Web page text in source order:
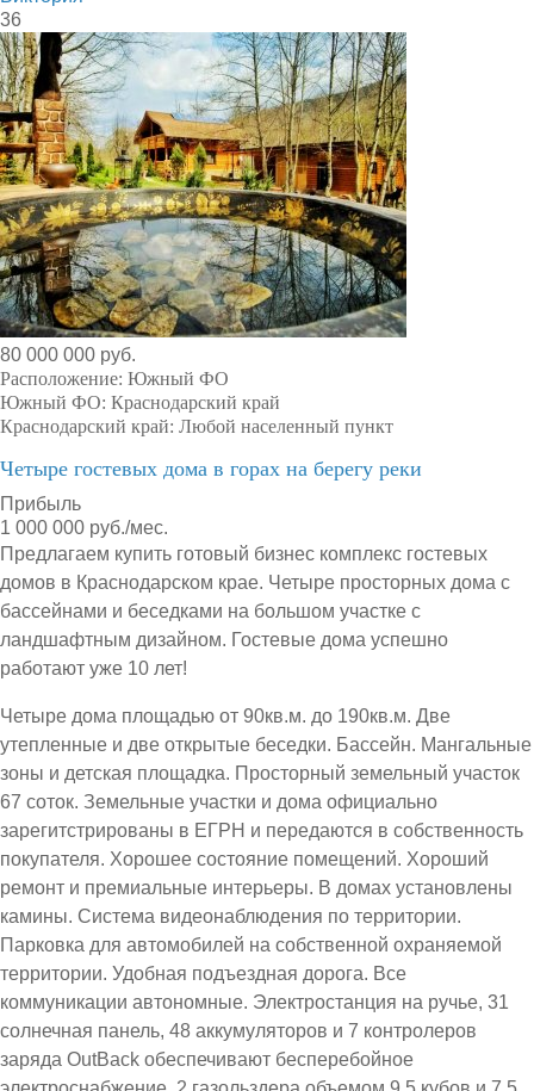
36
80 000 000 руб.
Расположение: Южный ФО
Южный ФО: Краснодарский край
Краснодарский край: Любой населенный пункт
Четыре гостевых дома в горах на берегу реки
Прибыль
1 000 000 руб./мес.
Предлагаем купить готовый бизнес комплекс гостевых
домов в Краснодарском крае. Четыре просторных дома с
бассейнами и беседками на большом участке с
ландшафтным дизайном. Гостевые дома успешно
работают уже 10 лет!
Четыре дома площадью от 90кв.м. до 190кв.м. Две
утепленные и две открытые беседки. Бассейн. Мангальные
зоны и детская площадка. Просторный земельный участок
67 соток. Земельные участки и дома официально
зарегитстрированы в ЕГРН и передаются в собственность
покупателя. Хорошее состояние помещений. Хороший
ремонт и премиальные интерьеры. В домах установлены
камины. Система видеонаблюдения по территории.
Парковка для автомобилей на собственной охраняемой
территории. Удобная подъездная дорога. Все
коммуникации автономные. Электростанция на ручье, 31
солнечная панель, 48 аккумуляторов и 7 контролеров
заряда OutBack обеспечивают бесперебойное